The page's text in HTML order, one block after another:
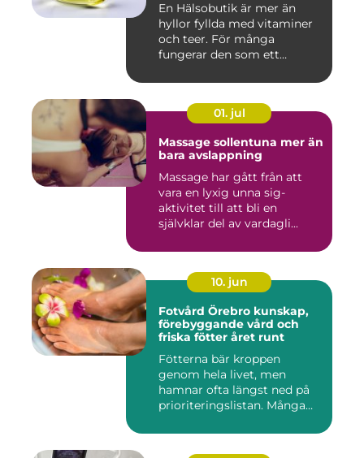
En Hälsobutik är mer än
hyllor fyllda med vitaminer
och teer. För många
fungerar den som ett
01. jul
Massage sollentuna mer än
bara avslappning
Massage har gått från att
vara en lyxig unna sig-
aktivitet till att bli en
självklar del av vardagli...
10. jun
Fotvård Örebro kunskap,
förebyggande vård och
friska fötter året runt
Fötterna bär kroppen
genom hela livet, men
hamnar ofta längst ned på
prioriteringslistan. Många